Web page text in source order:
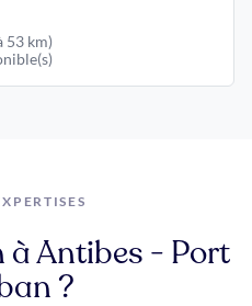
53 km)
à Antibes - Port
?